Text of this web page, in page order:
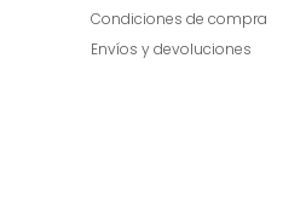
Condiciones de compra
Envíos y devoluciones